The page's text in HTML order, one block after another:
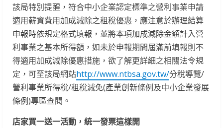
該局特別提醒，符合中小企業認定標準之營利事業申請
適用薪資費用加成減除之租稅優惠，應注意於辦理結算
申報時依規定格式填報，並將本項加成減除金額計入營
利事業之基本所得額，如未於申報期間屆滿前填報則不
得適用加成減除優惠措施，欲了解更詳細之相關法令規
定，可至該局網站http://www.ntbsa.gov.tw/分稅導覽/
營利事業所得稅/租稅減免(產業創新條例及中小企業發展
條例)專區查閱。
店家買一送一活動，統一發票這樣開